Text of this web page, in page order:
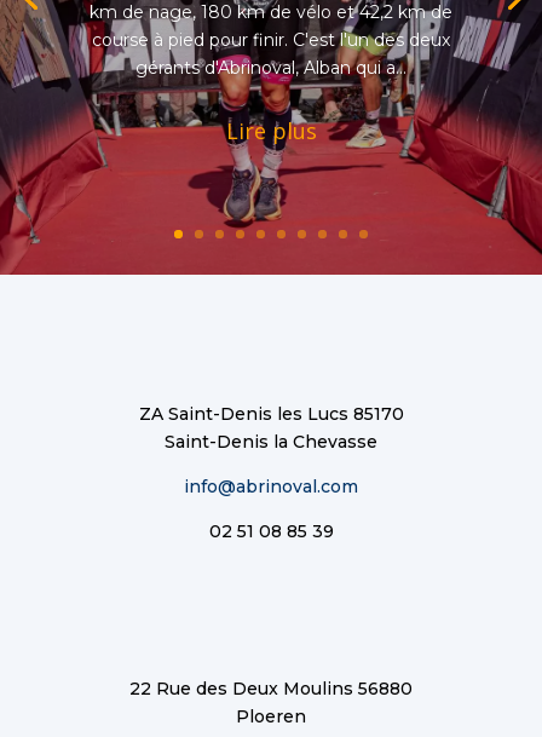
km de nage, 180 km de vélo et 42,2 km de
course à pied pour finir. C'est l'un des deux
gérants d'Abrinoval, Alban qui a...
Lire plus
ZA Saint-Denis les Lucs 85170
Saint-Denis la Chevasse
info@abrinoval.com
02 51 08 85 39
22 Rue des Deux Moulins 56880
Ploeren